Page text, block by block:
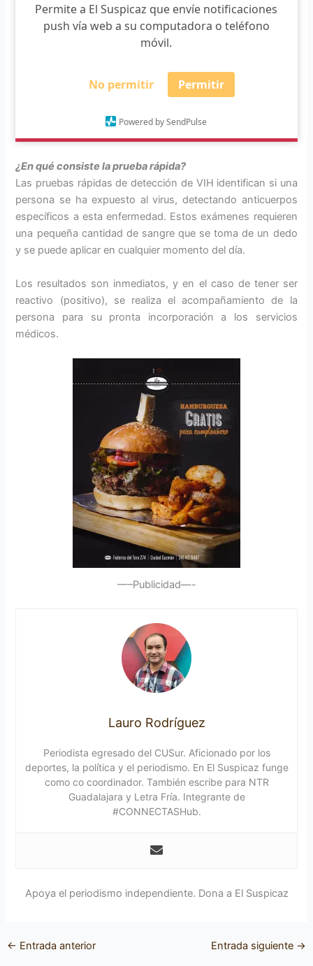
Permite a El Suspicaz que envíe notificaciones
push vía web a su computadora o teléfono
móvil.
No permitir Permitir
Powered by SendPulse
¿En qué consiste la prueba rápida?
Las pruebas rápidas de detección de VIH identifican si una
persona se ha expuesto al virus, detectando anticuerpos
específicos a esta enfermedad. Estos exámenes requieren
una pequeña cantidad de sangre que se toma de un dedo
y se puede aplicar en cualquier momento del día.
Los resultados son inmediatos, y en el caso de tener ser
reactivo (positivo), se realiza el acompañamiento de la
persona para su pronta incorporación a los servicios
médicos.
—–Publicidad—-
Lauro Rodríguez
Periodista egresado del CUSur. Aficionado por los
deportes, la política y el periodismo. En El Suspicaz funge
como co coordinador. También escribe para NTR
Guadalajara y Letra Fría. Integrante de
#CONNECTASHub.
Apoya el periodismo independiente. Dona a El Suspicaz
← Entrada anterior Entrada siguiente →